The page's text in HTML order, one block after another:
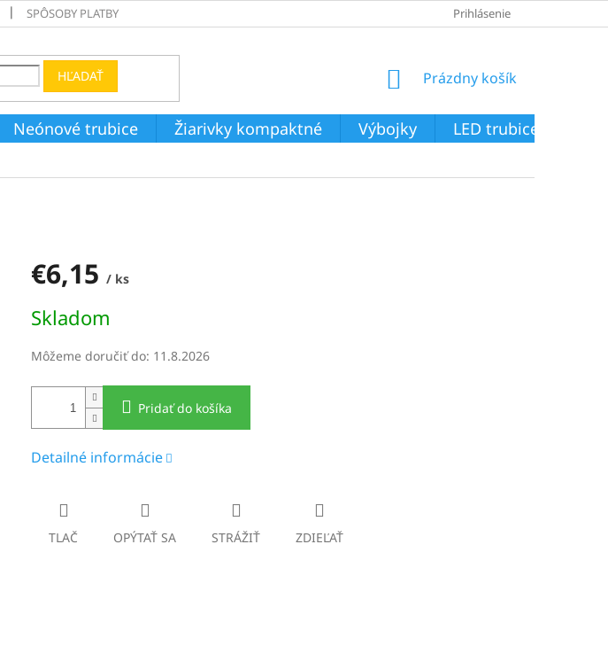
SPÔSOBY PLATBY Prihlásenie
HĽADAŤ
NÁKUPNÝ
Prázdny košík
Neónové trubice Žiarivky kompaktné Výbojky LED trubice
€6,15 / ks
cena:
Skladom
Môžeme doručiť do: 11.8.2026
Pridať do košíka
Detailné informácie
TLAČ OPÝTAŤ SA STRÁŽIŤ ZDIEĽAŤ